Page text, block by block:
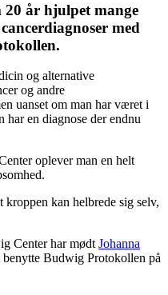
20 år hjulpet mange
med
og alternative
og andre
uanset om man har været i
har en diagnose der endnu
oplever man en helt
kan helbrede sig selv,
Center har mødtJohanna
Budwig Protokollen på